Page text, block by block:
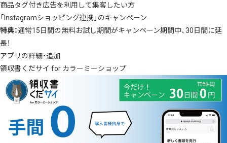
商品タグ付き広告を利用して集客したい方
「Instagramショッピング連携」のキャンペーン
特典：通常15日間の無料お試し期間がキャンペーン期間中、30日間に延
長！
アプリの詳細・追加
領収書くだサイ for カラーミーショップ